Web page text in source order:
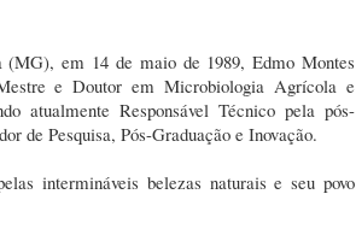
(MG), em 14 de maio de 1989, Edmo Montes
e Doutor em Microbiologia Agrícola e
atualmente Responsável Técnico pela pós-
de Pesquisa, Pós-Graduação e Inovação.
intermináveis belezas naturais e seu povo